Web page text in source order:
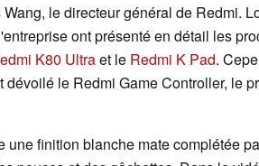
le directeur général de Redmi.
ont présenté en détail les
K80 Ultraet le Redmi K Pad.
le Redmi Game Controller, le
une finition blanche mate complétée